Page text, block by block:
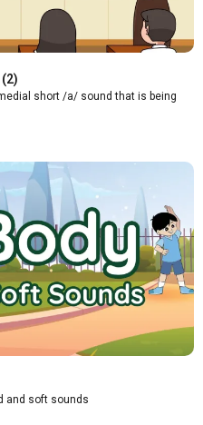
short /a/ sound that is being
and soft sounds